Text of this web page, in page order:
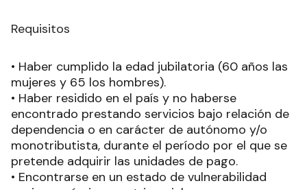
Requisitos
• Haber cumplido la edad jubilatoria (60 años las
mujeres y 65 los hombres).
• Haber residido en el país y no haberse
encontrado prestando servicios bajo relación de
dependencia o en carácter de autónomo y/o
monotributista, durante el período por el que se
pretende adquirir las unidades de pago.
• Encontrarse en un estado de vulnerabilidad